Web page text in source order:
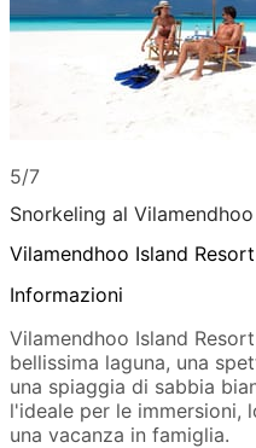
5/7
Snorkeling al
Vilamendhoo Island
Informazioni
Vilamendhoo Island
bellissima laguna, una
una spiaggia di sabbia
l'ideale per le immersioni,
una vacanza in famiglia.